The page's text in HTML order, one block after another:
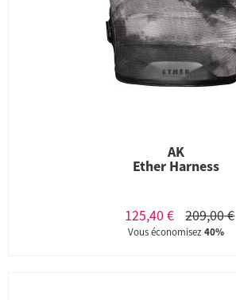
AK
Ether Harness
125,40 € 209,00 €
Vous économisez40%